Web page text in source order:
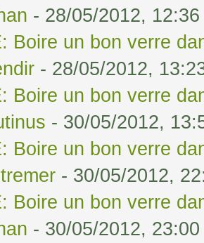
- 28/05/2012, 12:36
Boire un bon verre
- 28/05/2012,
Boire un bon verre
- 30/05/2012,
Boire un bon verre
- 30/05/2012,
Boire un bon verre
- 30/05/2012, 23:00